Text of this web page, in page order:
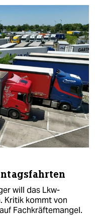
will das Lkw-
Kritik kommt von
Fachkräftemangel.